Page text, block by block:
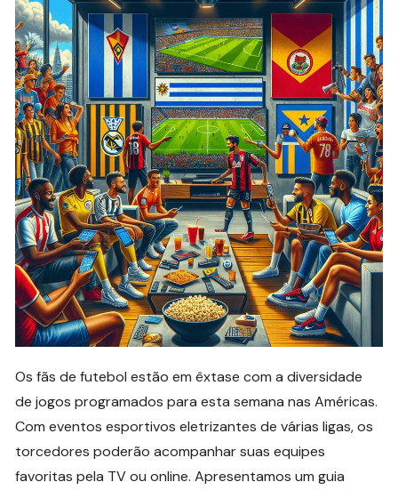
Os fãs de futebol estão em êxtase com a diversidade
de jogos programados para esta semana nas Américas.
Com eventos esportivos eletrizantes de várias ligas, os
torcedores poderão acompanhar suas equipes
favoritas pela TV ou online. Apresentamos um guia